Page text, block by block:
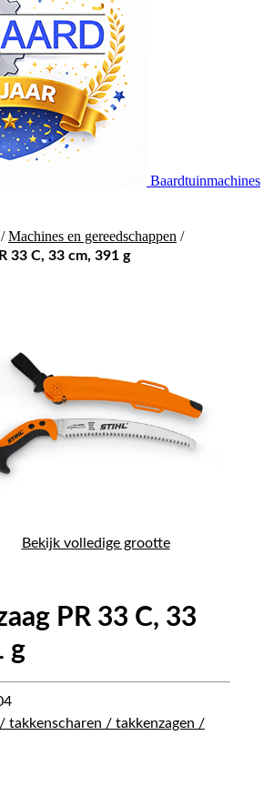
Baardtuinmachines
/Machines en gereedschappen /
33 C, 33 cm, 391 g
Bekijk volledige grootte
PR 33 C, 33
g
takkenscharen / takkenzagen /